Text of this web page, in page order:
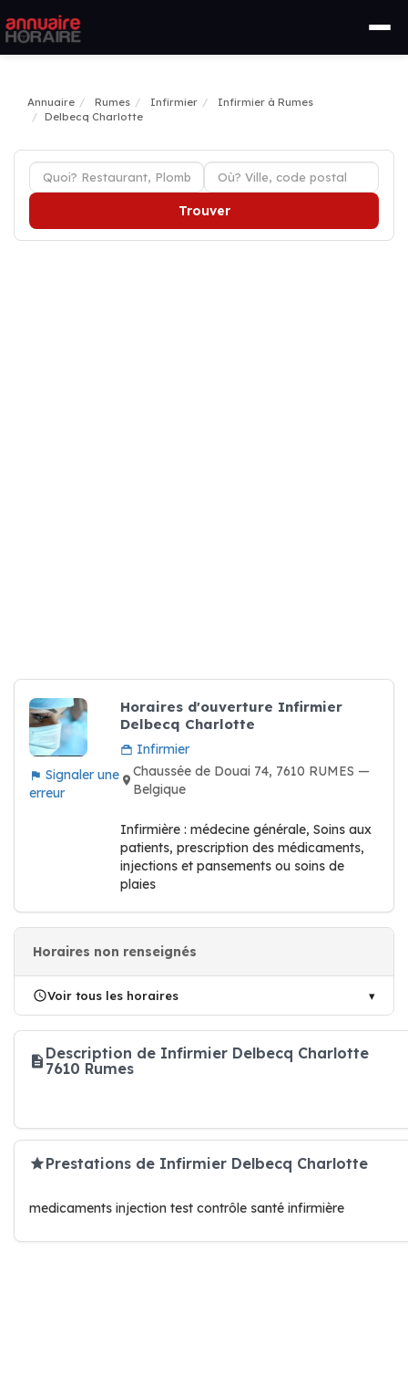
Annuaire Rumes Infirmier
Infirmier à Rumes
Delbecq Charlotte
Trouver
Signaler une
erreur
Horaires d'ouverture Infirmier
Delbecq Charlotte
Infirmier
Chaussée de Douai 74, 7610 RUMES —
Belgique
Infirmière : médecine générale, Soins aux
patients, prescription des médicaments,
injections et pansements ou soins de
plaies
Horaires non renseignés
Voir tous les horaires
Description de Infirmier Delbecq Charlotte
7610 Rumes
Prestations de Infirmier Delbecq Charlotte
medicaments injection test contrôle santé infirmière